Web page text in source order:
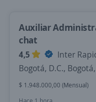
Auxiliar
chat
4,5
Inter
Bogotá, D.C.,
$ 1.948.000,00 (Mensual)